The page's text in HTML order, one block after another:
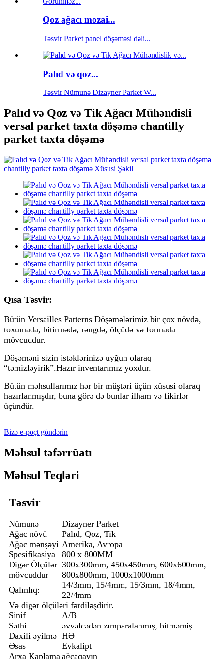
Qoz ağacı mozai...
Təsvir Parket panel döşəməsi dəli...
Palıd və qoz...
Təsvir Nümunə Dizayner Parket W...
Palıd və Qoz və Tik Ağacı Mühəndisli
versal parket taxta döşəmə chantilly
parket taxta döşəmə
Qısa Təsvir:
Bütün Versailles Patterns Döşəmələrimiz bir çox növdə,
toxumada, bitirmədə, rəngdə, ölçüdə və formada
mövcuddur.
Döşəməni sizin istəklərinizə uyğun olaraq
“təmizləyirik”.Hazır inventarımız yoxdur.
Bütün məhsullarımız hər bir müştəri üçün xüsusi olaraq
hazırlanmışdır, buna görə də bunlar ilham və fikirlər
üçündür.
Bizə e-poçt göndərin
Məhsul təfərrüatı
Məhsul Teqləri
Təsvir
Nümunə
Dizayner Parket
Ağac növü
Palıd, Qoz, Tik
Ağac mənşəyi Amerika, Avropa
Spesifikasiya
800 x 800MM
Digər Ölçülər
mövcuddur
300x300mm, 450x450mm, 600x600mm,
800x800mm, 1000x1000mm
Qalınlıq:
14/3mm, 15/4mm, 15/3mm, 18/4mm,
22/4mm
Və digər ölçüləri fərdiləşdirir.
Sinif
A/B
Səthi
əvvəlcədən zımparalanmış, bitməmiş
Daxili əyilmə HƏ
Əsas
Evkalipt
Arxa Kaplama ağcaqayın